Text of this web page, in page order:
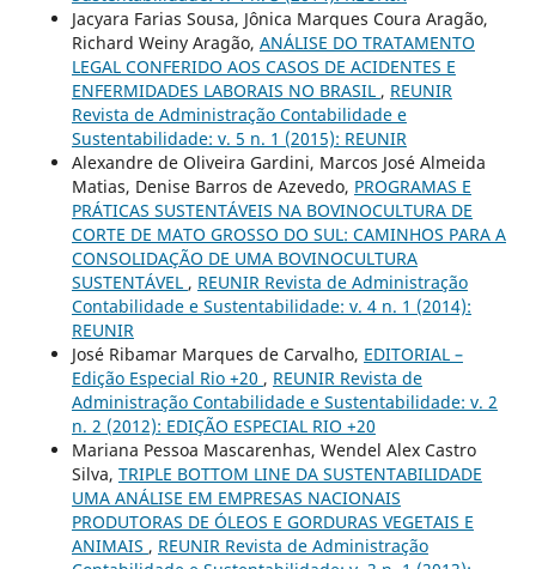
Jacyara Farias Sousa, Jônica Marques Coura Aragão,
Richard Weiny Aragão, ANÁLISE DO TRATAMENTO
LEGAL CONFERIDO AOS CASOS DE ACIDENTES E
ENFERMIDADES LABORAIS NO BRASIL , REUNIR
Revista de Administração Contabilidade e
Sustentabilidade: v. 5 n. 1 (2015): REUNIR
Alexandre de Oliveira Gardini, Marcos José Almeida
Matias, Denise Barros de Azevedo, PROGRAMAS E
PRÁTICAS SUSTENTÁVEIS NA BOVINOCULTURA DE
CORTE DE MATO GROSSO DO SUL: CAMINHOS PARA A
CONSOLIDAÇÃO DE UMA BOVINOCULTURA
SUSTENTÁVEL , REUNIR Revista de Administração
Contabilidade e Sustentabilidade: v. 4 n. 1 (2014):
REUNIR
José Ribamar Marques de Carvalho, EDITORIAL –
Edição Especial Rio +20 , REUNIR Revista de
Administração Contabilidade e Sustentabilidade: v. 2
n. 2 (2012): EDIÇÃO ESPECIAL RIO +20
Mariana Pessoa Mascarenhas, Wendel Alex Castro
Silva, TRIPLE BOTTOM LINE DA SUSTENTABILIDADE
UMA ANÁLISE EM EMPRESAS NACIONAIS
PRODUTORAS DE ÓLEOS E GORDURAS VEGETAIS E
ANIMAIS , REUNIR Revista de Administração